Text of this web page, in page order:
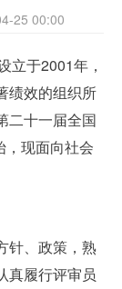
25 00:00
立于2001年，
绩效的组织所
二十一届全国
，现面向社会
针、政策，熟
真履行评审员